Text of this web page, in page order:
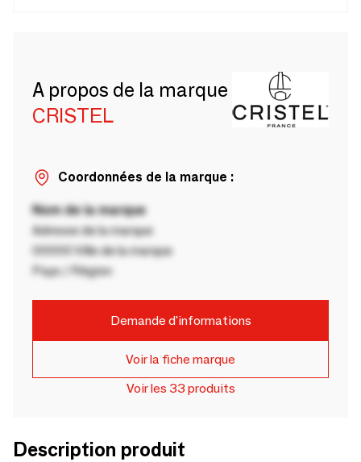
A propos de la marque
CRISTEL
Coordonnées de la marque :
Nom de la marque
Adresse de la marque
00000 Ville de la marque
Pays / Région
Demande d'informations
Voir la fiche marque
Voir les 33 produits
Description produit